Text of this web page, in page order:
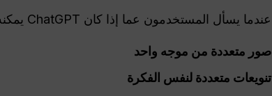
عندما يسأل المستخدمون عما إذا كان ChatGPT يمكنه
صور متعددة من موجه واحد
تنويعات متعددة لنفس الفكرة